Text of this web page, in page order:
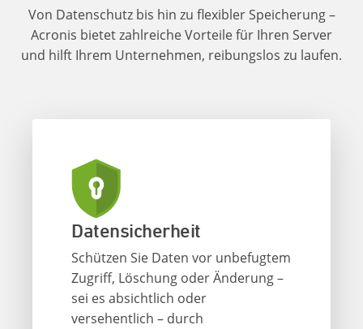
Von Datenschutz bis hin zu flexibler Speicherung –
Acronis bietet zahlreiche Vorteile für Ihren Server
und hilft Ihrem Unternehmen, reibungslos zu laufen.
Datensicherheit
Schützen Sie Daten vor unbefugtem
Zugriff, Löschung oder Änderung –
sei es absichtlich oder
versehentlich – durch